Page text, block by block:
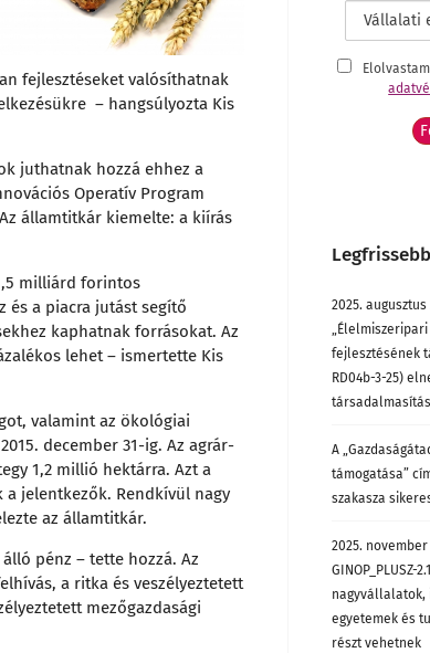
fejlesztéseket valósíthatnak
– hangsúlyozta Kis
juthatnak hozzá ehhez a
Operatív Program
államtitkár kiemelte: a kiírás
milliárd forintos
és a piacra jutást segítő
kaphatnak forrásokat. Az
lehet – ismertette Kis
valamint az ökológiai
december 31-ig. Az agrár-
1,2 millió hektárra. Azt a
jelentkezők. Rendkívül nagy
az államtitkár.
pénz – tette hozzá. Az
a ritka és veszélyeztetett
mezőgazdasági
2025.
fejlesztésének
RD04b-3-25)
A
támogatása”
szakasza
2025.
GINOP_PLUSZ-
nagyvállalatok,
egyetemek és
részt vehetnek